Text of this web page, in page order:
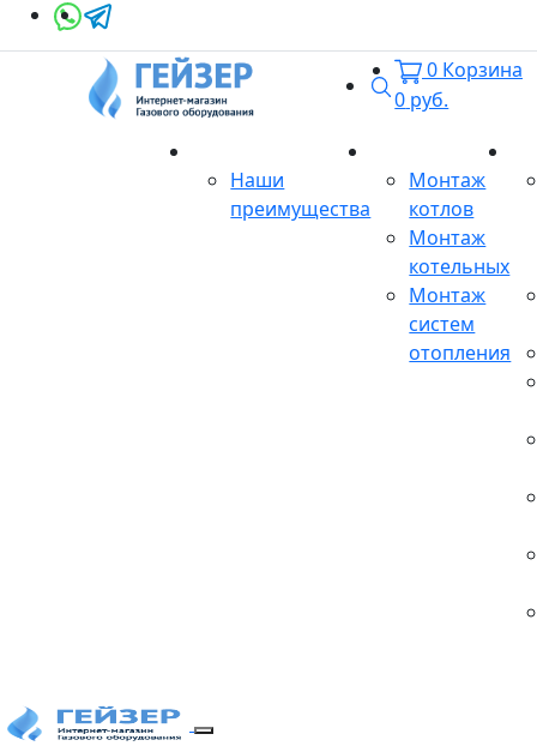
Поиск
0 Корзина
0 руб.
Наши
преимущества
Монтаж
котлов
Монтаж
котельных
Монтаж
систем
отопления